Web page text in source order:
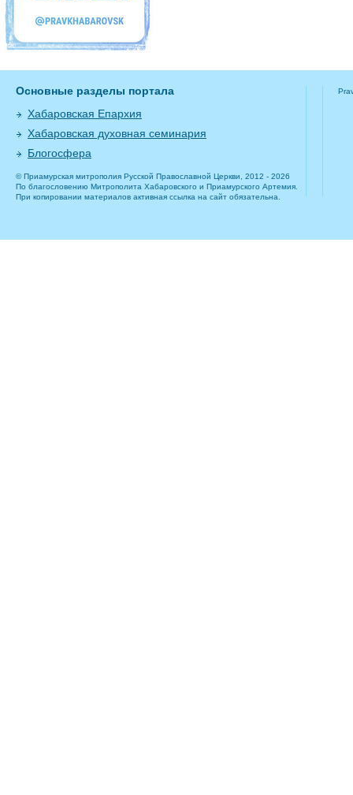
Основные разделы портала
Хабаровская Епархия
Хабаровская духовная семинария
Блогосфера
© Приамурская митрополия Русской Православной Церкви, 2012 - 2026
По благословению Митрополита Хабаровского и Приамурского Артемия.
При копировании материалов активная ссылка на сайт обязательна.